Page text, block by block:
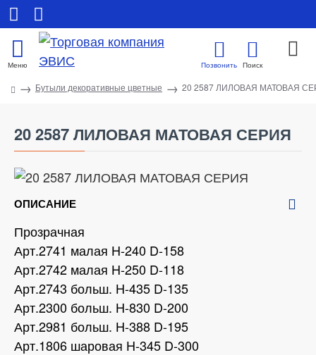
Бутыли декоративные цветные 20 2587 ЛИЛОВАЯ МАТОВАЯ
20 2587 ЛИЛОВАЯ МАТОВАЯ СЕРИЯ
ОПИСАНИЕ
Прозрачная
Арт.2741 малая H-240 D-158
Арт.2742 малая H-250 D-118
Арт.2743 больш. H-435 D-135
Арт.2300 больш. H-830 D-200
Арт.2981 больш. H-388 D-195
Арт.1806 шаровая H-345 D-300